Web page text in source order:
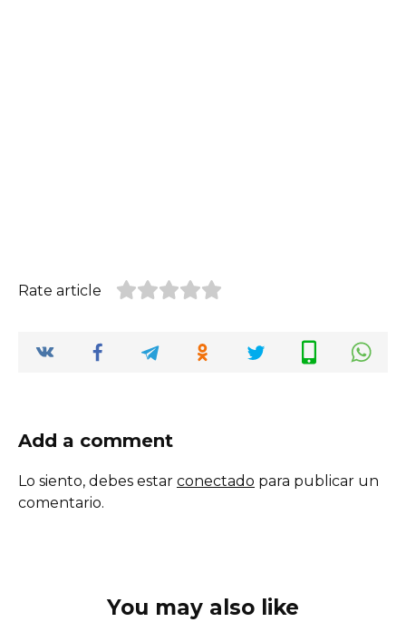
Rate article
Add a comment
Lo siento, debes estar conectado para publicar un
comentario.
You may also like